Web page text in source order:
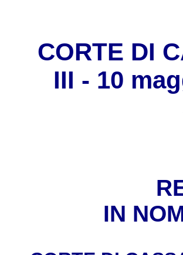
CORTE DI
III - 10
IN